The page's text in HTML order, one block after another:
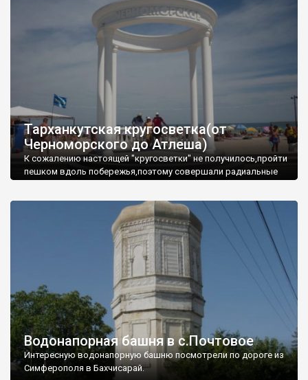
Тарханкутская кругосветка(от
Черноморского до Атлеша)
К сожалению настоящей "кругосветки" не получилось,пройти
пешком вдоль побережья,поэтому совершали радиальные
Водонапорная башня в с.Почтовое
Интересную водонапорную башню посмотрели по дороге из
Симферополя в Бахчисарай.